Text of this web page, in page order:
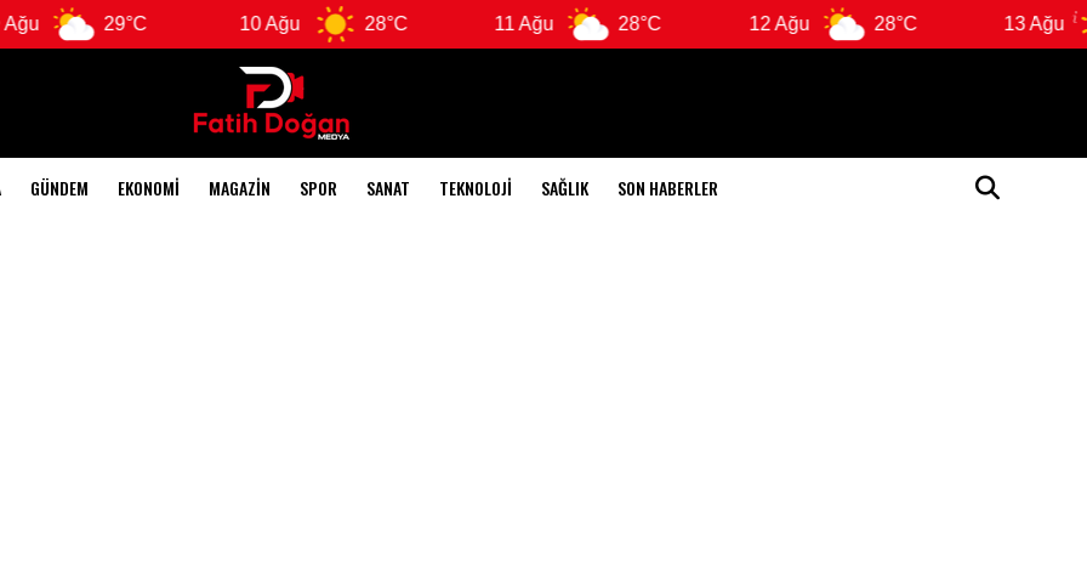
29°C 10 Ağu 28°C 11 Ağu 28°C 12 Ağu 28°C 13 Ağu
GÜNDEM EKONOMI MAGAZIN SPOR SANAT TEKNOLOJI SAĞLIK SON HABERLER